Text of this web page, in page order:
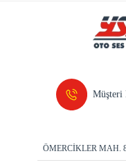
ÖMERCİKLER MAH.